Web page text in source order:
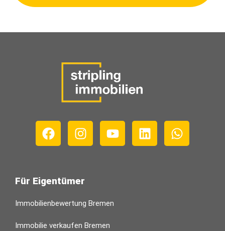
Für Eigentümer
Immobilienbewertung Bremen
Immobilie verkaufen Bremen